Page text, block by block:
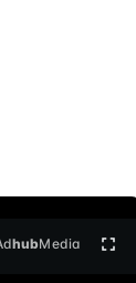
hubMedia